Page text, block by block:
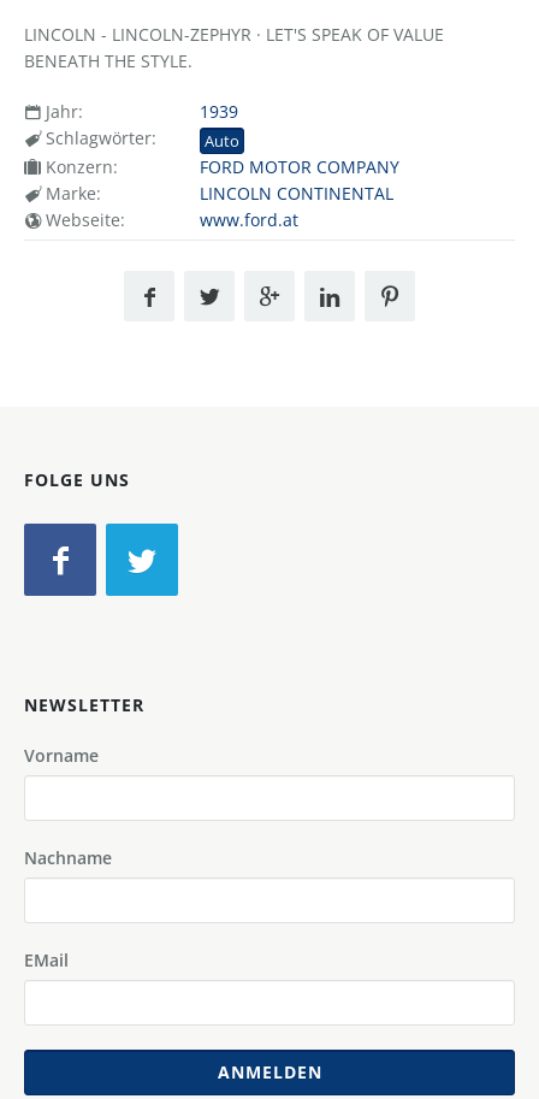
LINCOLN - LINCOLN-ZEPHYR · LET'S SPEAK OF VALUE
BENEATH THE STYLE.
Jahr:
1939
Schlagwörter:
Auto
Konzern:
FORD MOTOR COMPANY
Marke:
LINCOLN CONTINENTAL
Webseite:
www.ford.at
FOLGE UNS
NEWSLETTER
Vorname
Nachname
EMail
ANMELDEN